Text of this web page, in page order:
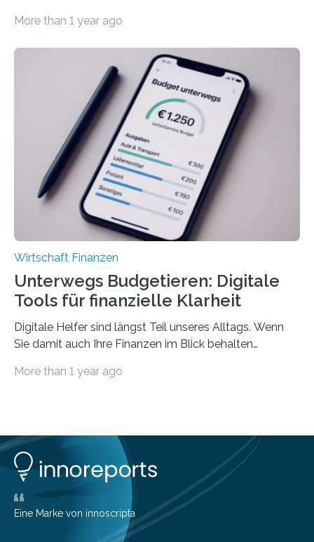
tarifgebundenen Betrieben ist der Anteil mit 72 Prozent
Unterkünfte fast überall deutlich teurer geworden. Für
viele Beschäftigte ist deshalb das zumeist im Juni oder
Juli ausgezahlte Urlaubsgeld ein wichtiger Faktor, um
sich den wohlverdienten Jahresurlaub leisten zu
können. Allerdings erhält mit 44 Prozent noch nicht
einmal die Hälfte aller Beschäftigten in der
Privatwirtschaft Urlaubsgeld. Zu diesem…
More than 1 year ago
Wirtschaft Finanzen
Unterwegs Budgetieren: Digitale
Tools für finanzielle Klarheit
Digitale Helfer sind längst Teil unseres Alltags. Wenn
Sie damit auch Ihre Finanzen im Blick behalten
die genau das ermöglichen: Sie helfen Ihnen, Ausgaben
Lösungen interessieren. 1. Multibanking-Tools: Alle
Konten auf einen Blick Viele Banken bieten bereits in
ihrem Online-Banking eine Multibanking-Funktion an,
mit der sich Konten bei anderen Banken…
More than 1 year ago
Eine Marke von innoscripta